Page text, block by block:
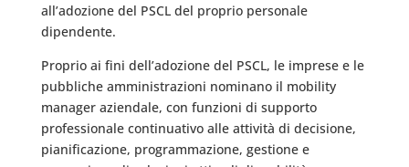
all’adozione del PSCL del proprio personale
dipendente.
Proprio ai fini dell’adozione del PSCL, le imprese e le
pubbliche amministrazioni nominano il mobility
manager aziendale, con funzioni di supporto
professionale continuativo alle attività di decisione,
pianificazione, programmazione, gestione e